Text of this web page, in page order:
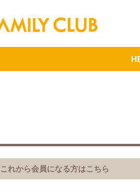
これから会員になる方はこちら